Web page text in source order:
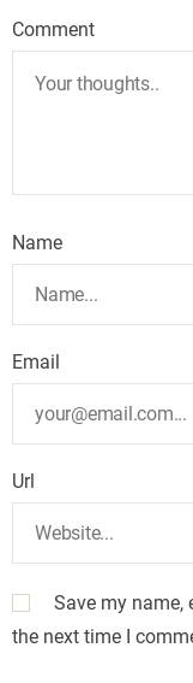
Comment
Name
Email
Url
Save my name,
the next time I